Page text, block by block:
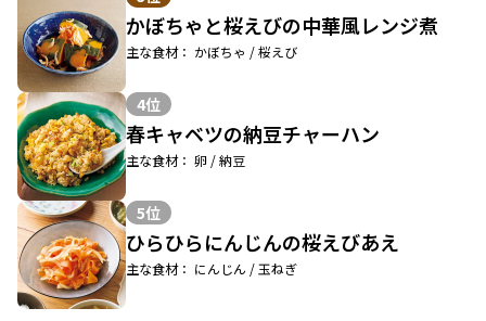
かぼちゃと桜えびの中華風レンジ煮
主な食材： かぼちゃ / 桜えび
4位
春キャベツの納豆チャーハン
主な食材： 卵 / 納豆
5位
ひらひらにんじんの桜えびあえ
主な食材： にんじん / 玉ねぎ